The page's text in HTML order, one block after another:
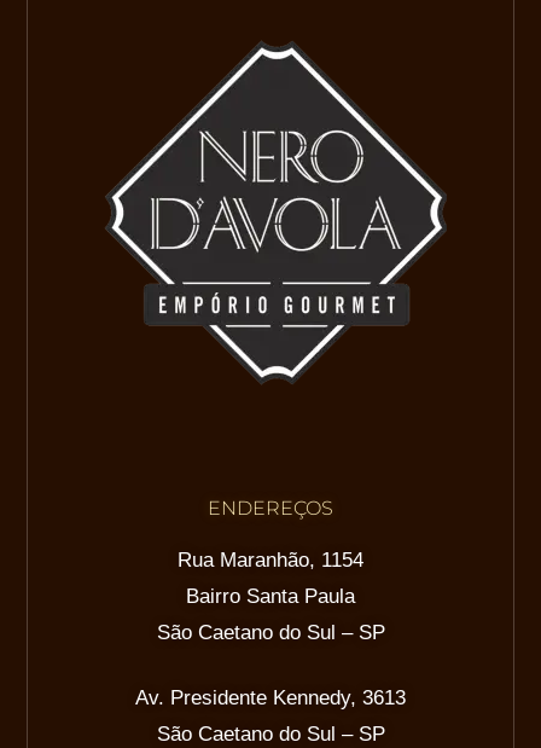
ENDEREÇOS
Rua Maranhão, 1154
Bairro Santa Paula
São Caetano do Sul – SP
Av. Presidente Kennedy, 3613
São Caetano do Sul – SP